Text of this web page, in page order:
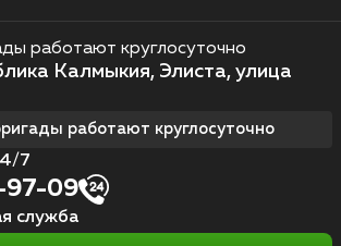
работают круглосуточно
Калмыкия, Элиста, улица
работают круглосуточно
7
97-09
служба